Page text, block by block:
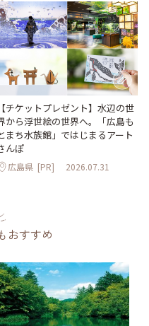
【チケットプレゼント】水辺の世
から浮世絵の世界へ。「広島も
まち水族館」ではじまるアート
んぽ
広島県 [PR] 2026.07.31
おすすめ